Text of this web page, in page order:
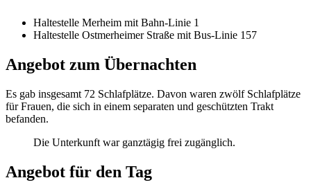
Haltestelle Merheim mit Bahn-Linie 1
Haltestelle Ostmerheimer Straße mit Bus-Linie 157
Angebot zum Übernachten
Es gab insgesamt 72 Schlafplätze. Davon waren zwölf Schlafplätze
für Frauen, die sich in einem separaten und geschützten Trakt
befanden.
Die Unterkunft war ganztägig frei zugänglich.
Angebot für den Tag